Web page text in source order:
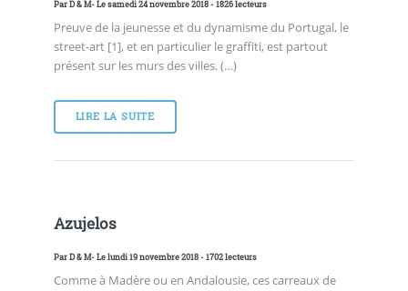
ParD & M- Le samedi 24 novembre 2018 - 1826 lecteurs
Preuve de la jeunesse et du dynamisme du Portugal, le
street-art [1], et en particulier le graffiti, est partout
présent sur les murs des villes. (…)
LIRE LA SUITE
Azujelos
ParD & M- Le lundi 19 novembre 2018 - 1702 lecteurs
Comme à Madère ou en Andalousie, ces carreaux de